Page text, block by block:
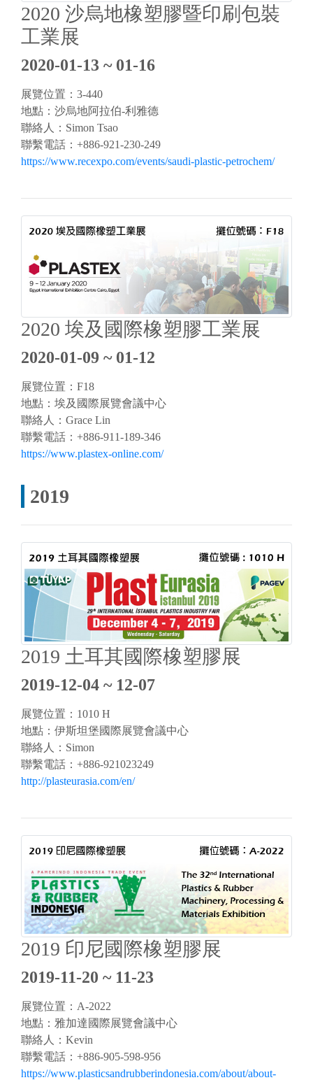
2020 沙烏地橡塑膠暨印刷包裝
工業展
2020-01-13 ~ 01-16
展覽位置：3-440
地點：沙烏地阿拉伯-利雅德
聯絡人：Simon Tsao
聯繫電話：+886-921-230-249
https://www.recexpo.com/events/saudi-plastic-petrochem/
2020 埃及國際橡塑膠工業展
2020-01-09 ~ 01-12
展覽位置：F18
地點：埃及國際展覽會議中心
聯絡人：Grace Lin
聯繫電話：+886-911-189-346
https://www.plastex-online.com/
2019
2019 土耳其國際橡塑膠展
2019-12-04 ~ 12-07
展覽位置：1010 H
地點：伊斯坦堡國際展覽會議中心
聯絡人：Simon
聯繫電話：+886-921023249
http://plasteurasia.com/en/
2019 印尼國際橡塑膠展
2019-11-20 ~ 11-23
展覽位置：A-2022
地點：雅加達國際展覽會議中心
聯絡人：Kevin
聯繫電話：+886-905-598-956
https://www.plasticsandrubberindonesia.com/about/about-